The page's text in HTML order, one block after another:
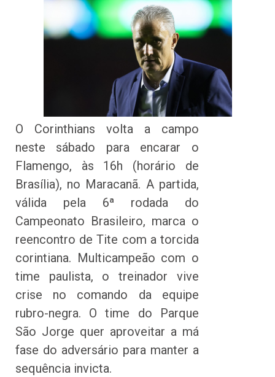
O Corinthians volta a campo
neste sábado para encarar o
Flamengo, às 16h (horário de
Brasília), no Maracanã. A partida,
válida pela 6ª rodada do
Campeonato Brasileiro, marca o
reencontro de Tite com a torcida
corintiana. Multicampeão com o
time paulista, o treinador vive
crise no comando da equipe
rubro-negra. O time do Parque
São Jorge quer aproveitar a má
fase do adversário para manter a
sequência invicta.